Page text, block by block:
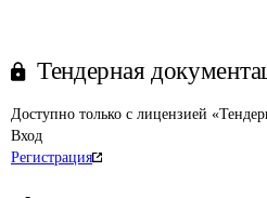
Тендерная
Доступно только с лицензией
Вход
Регистрация